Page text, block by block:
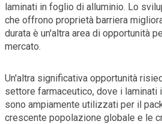
laminati in foglio di alluminio. Lo
che offrono proprietà barriera
durata è un'altra area di opportunità
mercato.
Un'altra significativa opportunità
settore farmaceutico, dove i laminati
sono ampiamente utilizzati per il
crescente popolazione globale e le